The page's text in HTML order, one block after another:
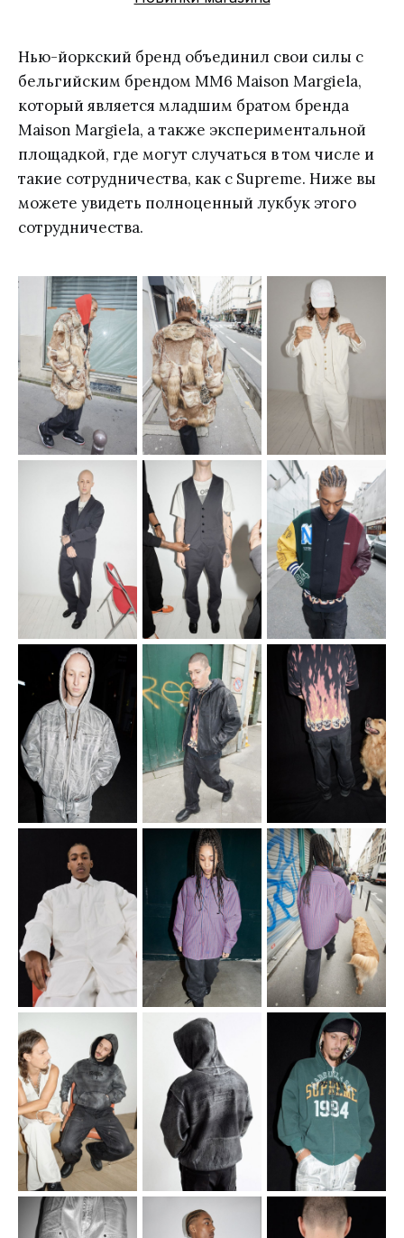
Нью-йоркский бренд объединил свои силы с
бельгийским брендом MM6 Maison Margiela,
который является младшим братом бренда
Maison Margiela, а также экспериментальной
площадкой, где могут случаться в том числе и
такие сотрудничества, как с Supreme. Ниже вы
можете увидеть полноценный лукбук этого
сотрудничества.